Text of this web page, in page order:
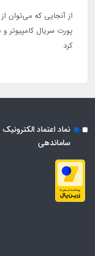
پورت سریال کامپیوتر و
کرد
نماد اعتماد
ساماندهی